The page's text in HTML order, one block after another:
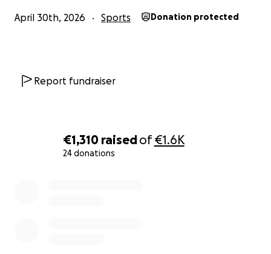
€1,310 raisedof€1.6K
24 donations
April 30th, 2026 Sports Donation protected
Report fundraiser